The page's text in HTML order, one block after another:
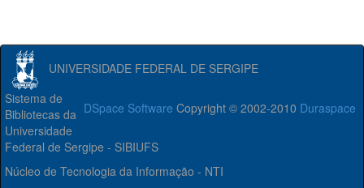
UNIVERSIDADE FEDERAL DE SERGIPE
DSpace Software Copyright © 2002-2010 Duraspace
Sistema de
Bibliotecas da
Universidade
Federal de Sergipe - SIBIUFS
Núcleo de Tecnologia da Informação - NTI